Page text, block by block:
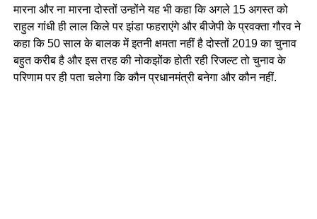
मारना और ना मारना दोस्तों उन्होंने यह भी कहा कि अगले 15 अगस्त को
राहुल गांधी ही लाल किले पर झंडा फहराएंगे और बीजेपी के प्रवक्ता गौरव ने
कहा कि 50 साल के बालक में इतनी क्षमता नहीं है दोस्तों 2019 का चुनाव
बहुत करीब है और इस तरह की नोकझोंक होती रही रिजल्ट तो चुनाव के
परिणाम पर ही पता चलेगा कि कौन प्रधानमंत्री बनेगा और कौन नहीं.